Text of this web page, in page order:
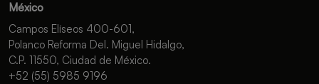
México
Campos Elíseos 400-601,
Polanco Reforma Del. Miguel Hidalgo,
C.P. 11550, Ciudad de México.
+52 (55) 5985 9196